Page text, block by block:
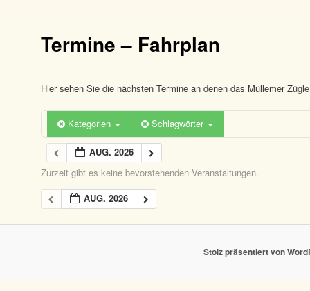
Termine – Fahrplan
Hier sehen Sie die nächsten Termine an denen das Müllemer
Kategorien Schlagwörter
AUG. 2026
Zurzeit gibt es keine bevorstehenden Veranstaltungen.
AUG. 2026
Stolz präsentiert von